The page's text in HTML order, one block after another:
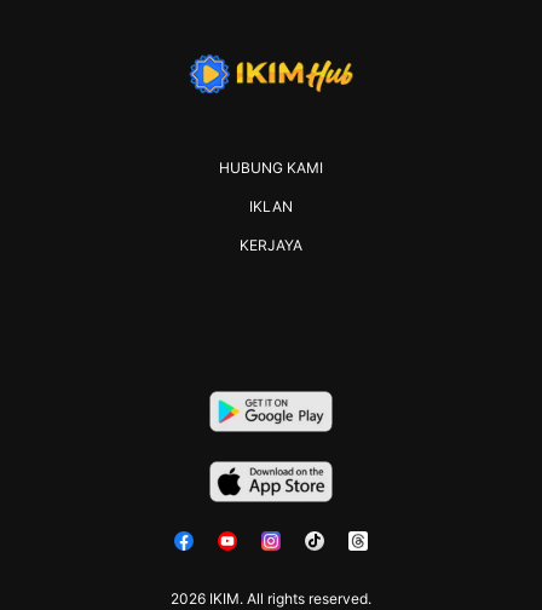
2026 IKIM. All rights reserved.
HUBUNG KAMI
IKLAN
KERJAYA